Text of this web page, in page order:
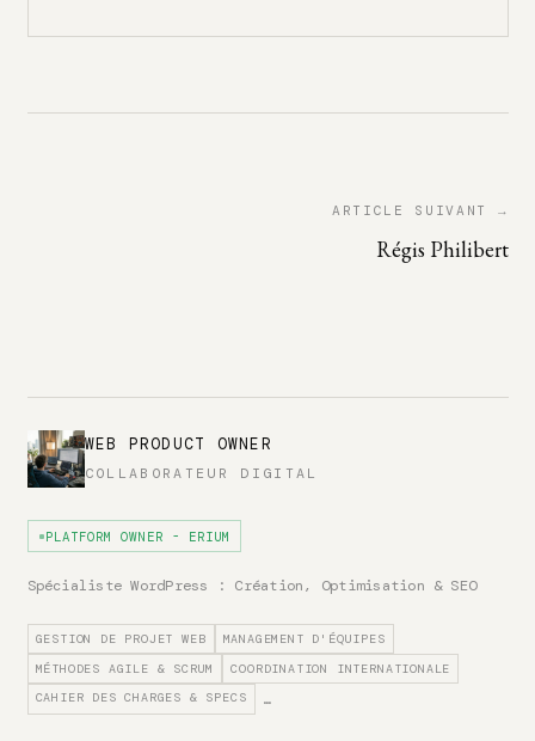
ARTICLE SUIVANT →
Régis Philibert
WEB PRODUCT OWNER
COLLABORATEUR DIGITAL
PLATFORM OWNER - ERIUM
Spécialiste WordPress : Création, Optimisation & SEO
GESTION DE PROJET WEB
MANAGEMENT D'ÉQUIPES
MÉTHODES AGILE & SCRUM
COORDINATION INTERNATIONALE
CAHIER DES CHARGES & SPECS
…